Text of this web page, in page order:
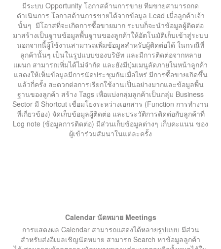
มีระบบ Opportunity โอกาสด้านการขาย ทีมขายสามารถกด
ดำเนินการ โอกาสด้านการขายได้จากข้อมูล Lead เมื่อลูกค้าเจ้า
นั้นๆ มีโอาสที่จะเกิดการซื้อขายมาก ระบบก็จะนำข้อมูลผู้ติดต่อ
มาสร้างเป็นฐานข้อมูลพื้นฐานของลูกค้าให้อัตโนมัติเก็บเข้าสู่ระบบ
นอกจากนี้ผู้ใช้งานสามารถเพิ่มข้อมูลสำหรับผู้ติดต่อได้ ในกรณีที่
ลูกค้านั้นๆ เป็นในรูปแบบของบริษัท และมีการติดต่อจากหลาย
แผนก สามารถเพิ่มได้ไม่จำกัด และยังมีปุ่มเมนูลัดภายในหน้าลูกค้า
แสดงให้เห็นข้อมูลมีการนัดประชุมกันเมื่อไหร่ มีการซื้อขายเกิดขึ้น
แล้วกี่ครั้ง สะดวกต่อการเรียกใช้งานเป็นอย่างมากและข้อมูลพื้น
ฐานของลูกค้า สร้าง Tags เพื่อแบ่งกลุ่มลูกค้าเป็นกลุ่ม Business
Sector มี Shortcut เชื่อมโยงระหว่างเอกสาร (Function การทำงาน
ที่เกี่ยวข้อง) จัดเก็บข้อมูลผู้ติดต่อ และประวัติการติดต่อกับลูกค้าที่
Log note (ข้อมูลการติดต่อ) มีส่วนเก็บข้อมูลต่างๆ เก็บคะแนน ของ
ผู้เข้าร่วมสัมนาในแต่ละครั้ง
Calendar นัดหมาย Meetings
การแสดงผล Calendar สามารถแสดงได้หลายรูปแบบ มีส่วน
สำหรับส่งอีเมลเชิญนัดหมาย สามารถ Search หาข้อมูลลูกค้า